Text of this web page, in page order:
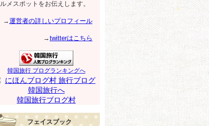
ルメスポットをお伝えします。
→運営者の詳しいプロフィール
→twitterはこちら
韓国旅行 ブログランキングへ
韓国旅行ブログ村
フェイスブック